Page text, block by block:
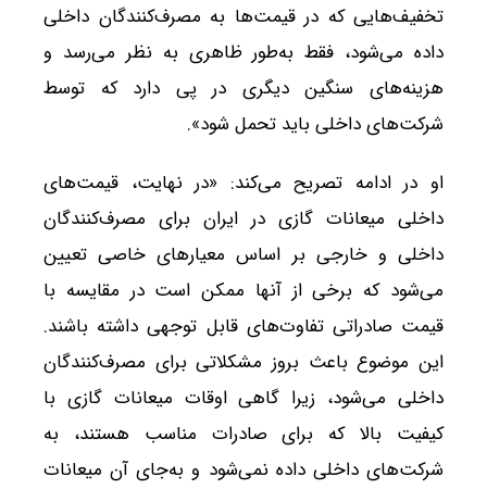
تخفیف‌هایی که در قیمت‌ها به مصرف‌کنندگان داخلی
داده می‌شود، فقط به‌طور ظاهری به نظر می‌رسد و
هزینه‌های سنگین دیگری در پی دارد که توسط
شرکت‌های داخلی باید تحمل شود».
او در ادامه تصریح می‌کند: «در نهایت، قیمت‌های
داخلی میعانات گازی در ایران برای مصرف‌کنندگان
داخلی و خارجی بر اساس معیارهای خاصی تعیین
می‌شود که برخی از آنها ممکن است در مقایسه با
قیمت صادراتی تفاوت‌های قابل توجهی داشته باشند.
این موضوع باعث بروز مشکلاتی برای مصرف‌کنندگان
داخلی می‌شود، زیرا گاهی اوقات میعانات گازی با
کیفیت بالا که برای صادرات مناسب هستند، به
شرکت‌های داخلی داده نمی‌شود و به‌جای آن میعانات